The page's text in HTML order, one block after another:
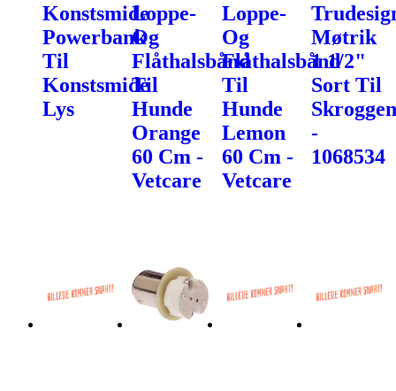
Konstsmide
Powerbank
Til
Konstsmide
Lys
Loppe-
Og
Flåthalsbånd
Til
Hunde
Orange
60 Cm -
Vetcare
Loppe-
Og
Flåthalsbånd
Til
Hunde
Lemon
60 Cm -
Vetcare
Møtrik
1 1/2"
Sort Til
-
1068534